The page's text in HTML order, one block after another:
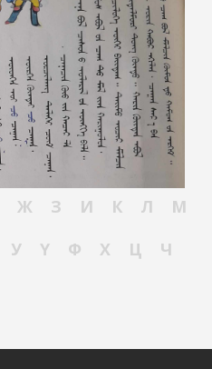
Ж З И К Л
М
У Ү Ф Х Ц
Ч